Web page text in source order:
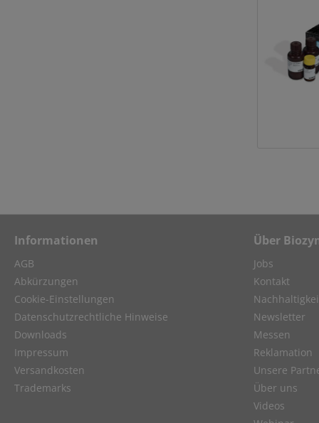
Informationen
AGB
Abkürzungen
Cookie-Einstellungen
Datenschutzrechtliche Hinweise
Downloads
Impressum
Versandkosten
Trademarks
Über
Jobs
Kontakt
Newsletter
Messen
Reklamation
Unsere
Über uns
Videos